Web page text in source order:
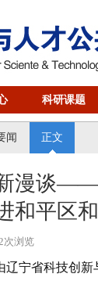
科研课题
闻 正文
漫谈
和平区
次浏览
宁省科技创新